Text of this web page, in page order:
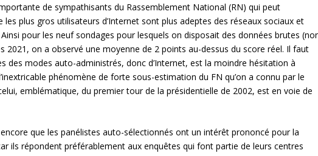
de sympathisants du Rassemblement National (RN) qui peut
les plus gros utilisateurs d’Internet sont plus adeptes des réseaux sociaux et
pour les neuf sondages pour lesquels on disposait des données brutes
2021, on a observé une moyenne de 2 points au-dessus du score réel. Il faut
des modes auto-administrés, donc d’Internet, est la moindre hésitation à
phénomène de forte sous-estimation du FN qu’on a connu par le
emblématique, du premier tour de la présidentielle de 2002, est en voie de
que les panélistes auto-sélectionnés ont un intérêt prononcé pour la
ils répondent préférablement aux enquêtes qui font partie de leurs centres